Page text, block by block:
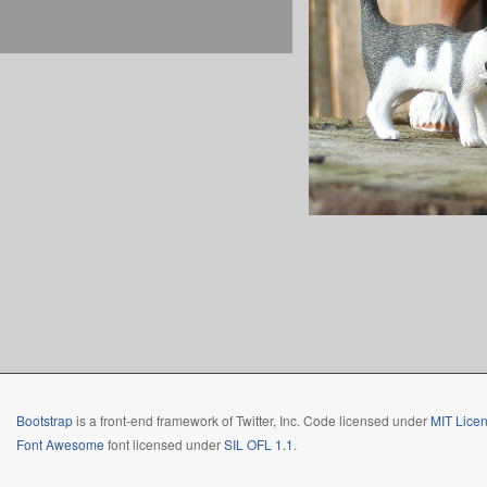
Bootstrapis a front-end framework of Twitter, Inc. Code licensed under MIT
Font Awesome font licensed underSIL OFL 1.1.